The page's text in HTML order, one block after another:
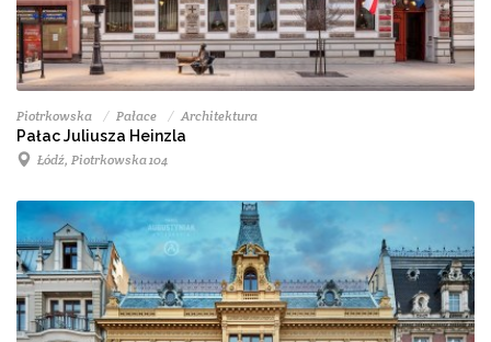
Piotrkowska Pałace Architektura
Pałac Juliusza Heinzla
Łódź, Piotrkowska 104